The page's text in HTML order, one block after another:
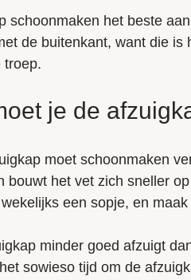
schoonmaken het beste
de buitenkant, want die
troep.
je de
moet schoonmaken
bouwt het vet zich sneller
een sopje, en
minder goed afzuigt
sowieso tijd om de